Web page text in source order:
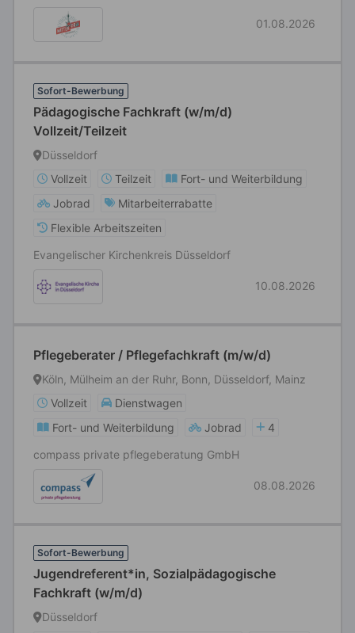
01.08.2026
Sofort-Bewerbung
Pädagogische Fachkraft (w/m/d)
Vollzeit/Teilzeit
Düsseldorf
Vollzeit
Teilzeit
Fort- und Weiterbildung
Jobrad
Mitarbeiterrabatte
Flexible Arbeitszeiten
Evangelischer Kirchenkreis Düsseldorf
10.08.2026
Pflegeberater / Pflegefachkraft (m/w/d)
Köln, Mülheim an der Ruhr, Bonn, Düsseldorf, Mainz
Vollzeit
Dienstwagen
Fort- und Weiterbildung
Jobrad
4
compass private pflegeberatung GmbH
08.08.2026
Sofort-Bewerbung
Jugendreferent*in, Sozialpädagogische
Fachkraft (w/m/d)
Düsseldorf